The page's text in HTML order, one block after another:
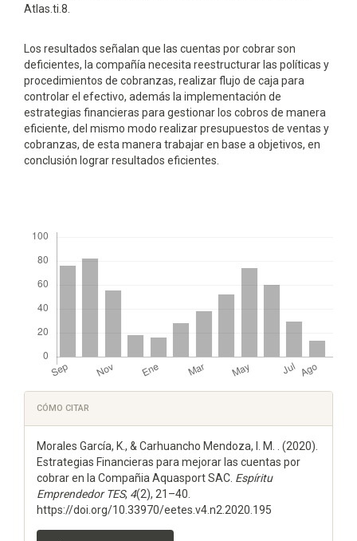
Atlas.ti.8.
Los resultados señalan que las cuentas por cobrar son
deficientes, la compañía necesita reestructurar las políticas y
procedimientos de cobranzas, realizar flujo de caja para
controlar el efectivo, además la implementación de
estrategias financieras para gestionar los cobros de manera
eficiente, del mismo modo realizar presupuestos de ventas y
cobranzas, de esta manera trabajar en base a objetivos, en
conclusión lograr resultados eficientes.
Detalles
del
artículo
CÓMO CITAR
Morales García, K., & Carhuancho Mendoza, I. M. . (2020).
Estrategias Financieras para mejorar las cuentas por
cobrar en la Compañia Aquasport SAC. Espí­ritu
Emprendedor TES, 4(2), 21–40.
https://doi.org/10.33970/eetes.v4.n2.2020.195